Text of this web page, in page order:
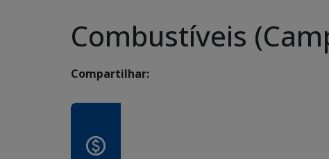
Combustíveis
Compartilhar: